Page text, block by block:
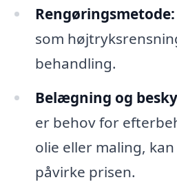
Rengøringsmetode:
som
behandling.
Belægning og
er behov for
olie eller maling,
påvirke prisen.